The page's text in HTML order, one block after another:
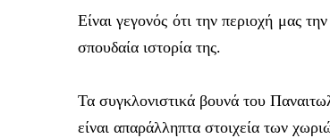
Είναι γεγονός ότι την περιοχή μας
σπουδαία ιστορία της.
Τα συγκλονιστικά βουνά του
είναι απαράλληπτα στοιχεία των